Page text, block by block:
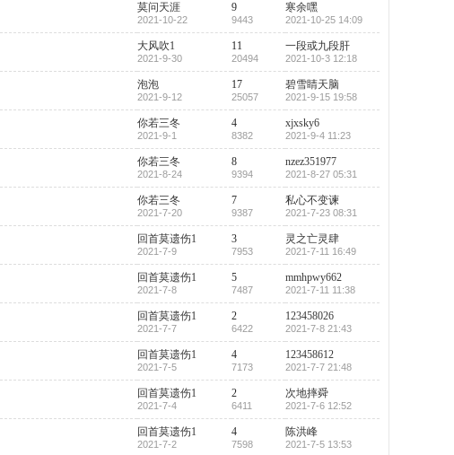
莫问天涯
2021-10-22
9
9443
寒余嘿
2021-10-25 14:09
大风吹1
2021-9-30
11
20494
一段或九段肝
2021-10-3 12:18
泡泡
2021-9-12
17
25057
碧雪睛天脑
2021-9-15 19:58
你若三冬
2021-9-1
4
8382
xjxsky6
2021-9-4 11:23
你若三冬
2021-8-24
8
9394
nzez351977
2021-8-27 05:31
你若三冬
2021-7-20
7
9387
私心不变谏
2021-7-23 08:31
回首莫遗伤1
2021-7-9
3
7953
灵之亡灵肆
2021-7-11 16:49
回首莫遗伤1
2021-7-8
5
7487
mmhpwy662
2021-7-11 11:38
回首莫遗伤1
2021-7-7
2
6422
123458026
2021-7-8 21:43
回首莫遗伤1
2021-7-5
4
7173
123458612
2021-7-7 21:48
回首莫遗伤1
2021-7-4
2
6411
次地摔舜
2021-7-6 12:52
回首莫遗伤1
2021-7-2
4
7598
陈洪峰
2021-7-5 13:53